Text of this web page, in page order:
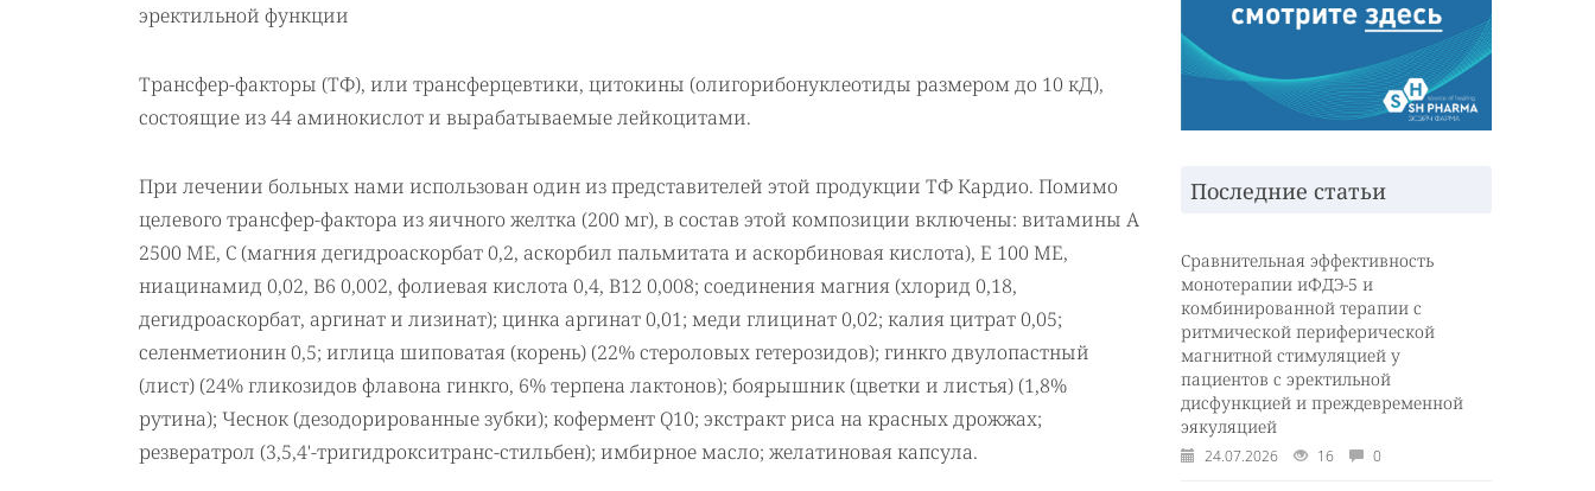
эректильной функции
Трансфер-факторы (ТФ), или трансферцевтики, цитокины (олигорибонуклеотиды размером до 10 кД),
состоящие из 44 аминокислот и вырабатываемые лейкоцитами.
При лечении больных нами использован один из представителей этой продукции ТФ Кардио. Помимо
целевого трансфер-фактора из яичного желтка (200 мг), в состав этой композиции включены: витамины А
2500 ME, С (магния дегидроаскорбат 0,2, аскорбил пальмитата и аскорбиновая кислота), Е 100 ME,
ниацинамид 0,02, В6 0,002, фолиевая кислота 0,4, В12 0,008; соединения магния (хлорид 0,18,
дегидроаскорбат, аргинат и лизинат); цинка аргинат 0,01; меди глицинат 0,02; калия цитрат 0,05;
селенметионин 0,5; иглица шиповатая (корень) (22% стероловых гетерозидов); гинкго двулопастный
(лист) (24% гликозидов флавона гинкго, 6% терпена лактонов); боярышник (цветки и листья) (1,8%
рутина); Чеснок (дезодорированные зубки); кофермент Q10; экстракт риса на красных дрожжах;
резвератрол (3,5,4'-тригидрокситранс-стильбен); имбирное масло; желатиновая капсула.
Последние статьи
Сравнительная эффективность
монотерапии иФДЭ-5 и
комбинированной терапии с
ритмической периферической
магнитной стимуляцией у
пациентов с эректильной
дисфункцией и преждевременной
эякуляцией
24.07.2026 16 0